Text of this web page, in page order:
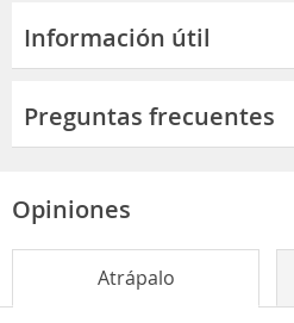
Información útil
Preguntas frecuentes
Opiniones
Atrápalo